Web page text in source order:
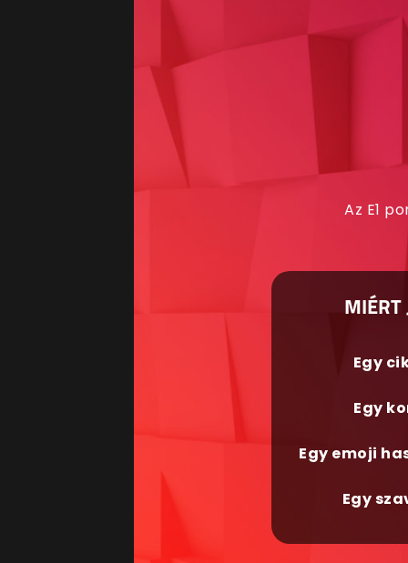
Az E1
MIÉRT
Egy
Egy
Egy emoji
Egy